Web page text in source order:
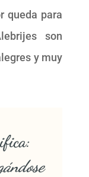
queda para
son
y muy